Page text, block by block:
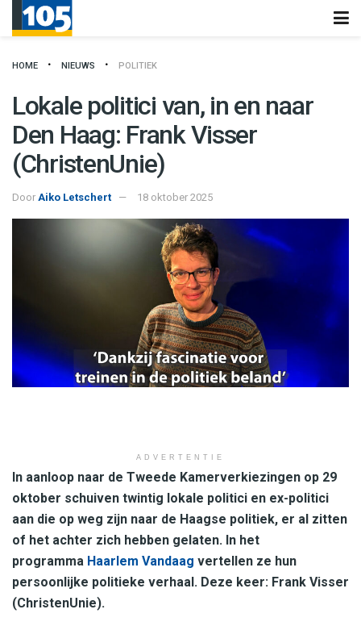
HOME NIEUWS POLITIEK
Lokale politici van, in en naar
Den Haag: Frank Visser
(ChristenUnie)
Door Aiko Letschert 18 oktober 2025
ADVERTENTIE
In aanloop naar de Tweede Kamerverkiezingen op 29
oktober schuiven twintig lokale politici en ex-politici
aan die op weg zijn naar de Haagse politiek, er al zitten
of het achter zich hebben gelaten. In het
programma Haarlem Vandaag vertellen ze hun
persoonlijke politieke verhaal. Deze keer: Frank Visser
(ChristenUnie).